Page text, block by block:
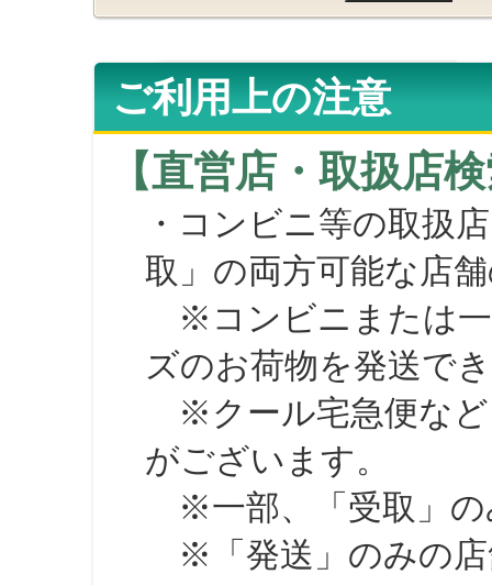
ご利用上の注意
【直営店・取扱店
・コンビニ等の取扱
取」の両方可能な店
※コンビニまたは一
ズのお荷物を発送で
※クール宅急便など
がございます。
※一部、「受取」の
※「発送」のみの店